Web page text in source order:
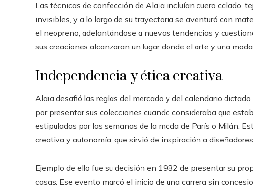
Las técnicas de confección de Alaïa incluían cuero calado,
invisibles, y a lo largo de su trayectoria se aventuró con
el neopreno, adelantándose a nuevas tendencias y
sus creaciones alcanzaran un lugar donde el arte y una
Independencia y ética creativa
Alaïa desafió las reglas del mercado y del calendario
por presentar sus colecciones cuando consideraba que
estipuladas por las semanas de la moda de París o Milán.
creativa y autonomía, que sirvió de inspiración a
Ejemplo de ello fue su decisión en 1982 de presentar su
casas. Ese evento marcó el inicio de una carrera sin